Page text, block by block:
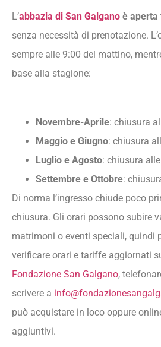
L’abbazia di San Galgano è aperta
senza necessità di prenotazione.
sempre alle 9:00 del mattino,
base alla stagione:
Novembre-Aprile: chiusura
Maggio e Giugno: chiusura
Luglio e Agosto: chiusura
Settembre e Ottobre:
Di norma l’ingresso chiude poco
chiusura. Gli orari possono subire
matrimoni o eventi speciali, quindi
verificare orari e tariffe aggiornati
Fondazione San Galgano,
scrivere a
può acquistare in loco oppure
aggiuntivi.